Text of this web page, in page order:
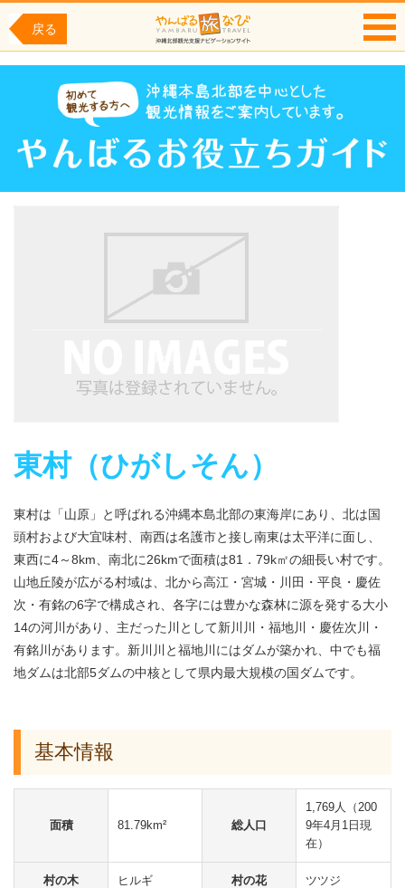
戻る
MENU
東村（ひがしそん）
東村は「山原」と呼ばれる沖縄本島北部の東海岸にあり、北は国
頭村および大宜味村、南西は名護市と接し南東は太平洋に面し、
東西に4～8km、南北に26kmで面積は81．79k㎡の細長い村です。
山地丘陵が広がる村域は、北から高江・宮城・川田・平良・慶佐
次・有銘の6字で構成され、各字には豊かな森林に源を発する大小
14の河川があり、主だった川として新川川・福地川・慶佐次川・
有銘川があります。新川川と福地川にはダムが築かれ、中でも福
地ダムは北部5ダムの中核として県内最大規模の国ダムです。
基本情報
面積 81.79km² 総人口
1,769人（200
9年4月1日現
在）
村の木 ヒルギ 村の花 ツツジ